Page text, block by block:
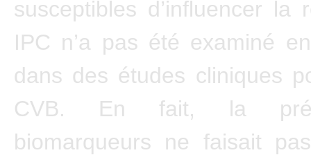
susceptibles d’influencer la
IPC n’a pas été examiné
dans des études cliniques
CVB. En fait, la
biomarqueurs ne faisait